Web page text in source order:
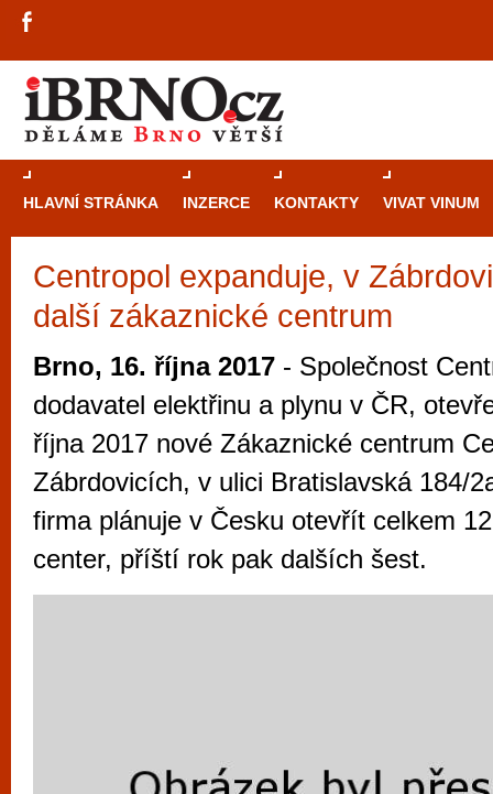
HLAVNÍ STRÁNKA INZERCE KONTAKTY VIVAT VINUM
Centropol expanduje, v
další zákaznické centrum
Brno, 16. října 2017 - Společnost
dodavatel elektřinu a plynu v ČR,
října 2017 nové Zákaznické centrum
Zábrdovicích, v ulici Bratislavská 184/
firma plánuje v Česku otevřít celkem
center, příští rok pak dalších šest.
Průvodce
Brně: Od
Brno je
zajímavé
restaurace,
Mimo jiné je ale také místem, kde si
vyzkoušet různé kasinové hry. V
metropoli naleznete širokou nabídku her
po moderní automaty jak pro pravidelné
příležitostné hráče. V...